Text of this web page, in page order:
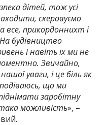
дітей, тож усі
скеровуємо
все, прикордоннихт і
будівництво
і навіть їх ми не
Звичайно,
уваги, і це біль як
що ми
заробітну
можливість», –